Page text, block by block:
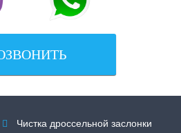
 Чистка дроссельной заслонки